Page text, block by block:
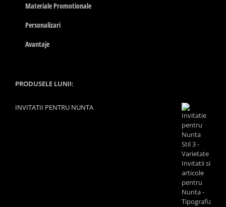
Materiale Promotionale
Personalizari
Avantaje
PRODUSELE LUNII:
INVITATII PENTRU NUNTA